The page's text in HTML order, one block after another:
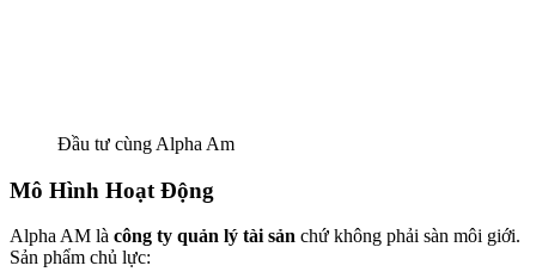
Đầu tư cùng Alpha Am
Mô Hình Hoạt Động
Alpha AM là công ty quản lý tài sản chứ không phải sàn môi giới.
Sản phẩm chủ lực: